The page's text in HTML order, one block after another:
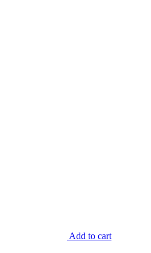
Add to cart